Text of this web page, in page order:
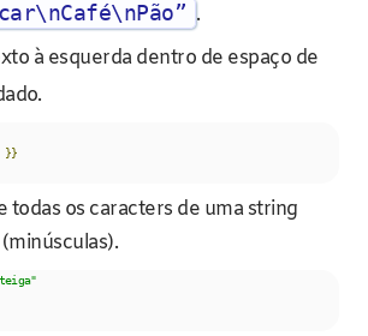
.
à esquerda dentro de espaço de
}}
os caracters de uma string